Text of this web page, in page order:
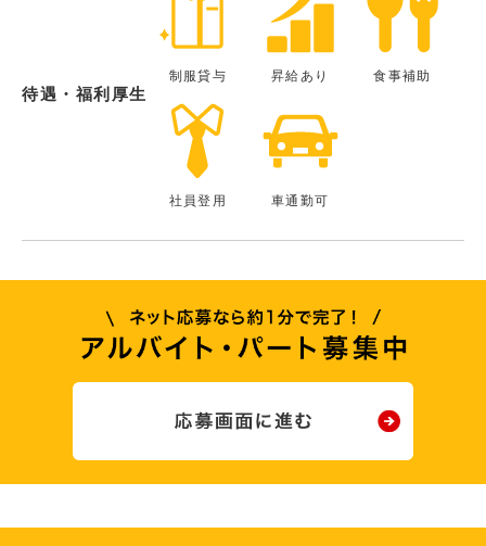
待遇・福利厚生
制服貸与 昇給あり 食事補助
社員登用 車通勤可